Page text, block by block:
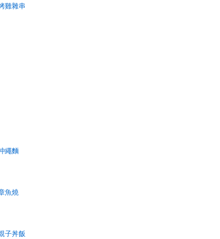
雞雜串
繩麵
魚燒
子丼飯